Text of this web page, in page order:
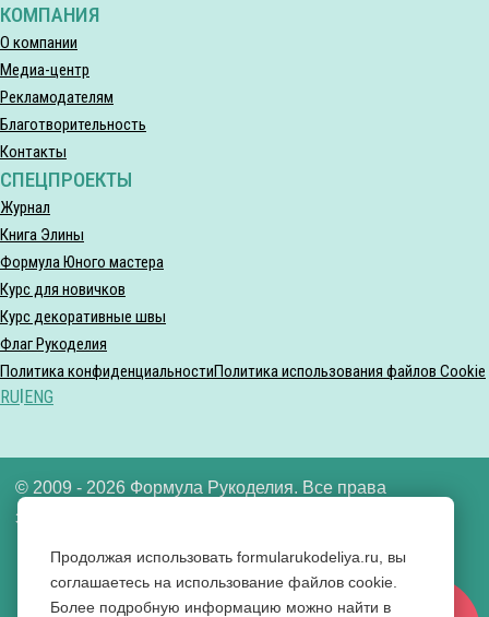
КОМПАНИЯ
О компании
Медиа-центр
Рекламодателям
Благотворительность
Контакты
СПЕЦПРОЕКТЫ
Журнал
Книга Элины
Формула Юного мастера
Курс для новичков
Курс декоративные швы
Флаг Рукоделия
Политика конфиденциальностиПолитика использования файлов Cookie
RU ENG
© 2009 - 2026 Формула Рукоделия. Все права
защищены.
ООО «Формула рукоделия» ИНН 7721640592
Вконтакте
Продолжая использовать formularukodeliya.ru, вы
соглашаетесь на использование файлов cookie.
Более подробную информацию можно найти в